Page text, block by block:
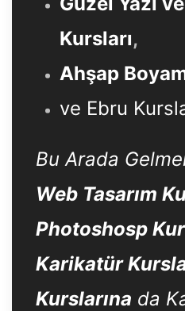
Kursları,
Ahşap
ve Ebru
Bu Arada
Web Tasarım
Photoshosp
Karikatür
Kurslarına da